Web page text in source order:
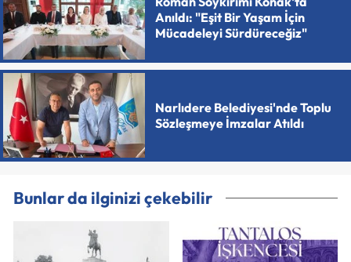
Anıldı: "Eşit Bir Yaşam İçin
Mücadeleyi Sürdüreceğiz"
Narlıdere Belediyesi'nde Toplu
Sözleşmeye İmzalar Atıldı
Bunlar da ilginizi çekebilir